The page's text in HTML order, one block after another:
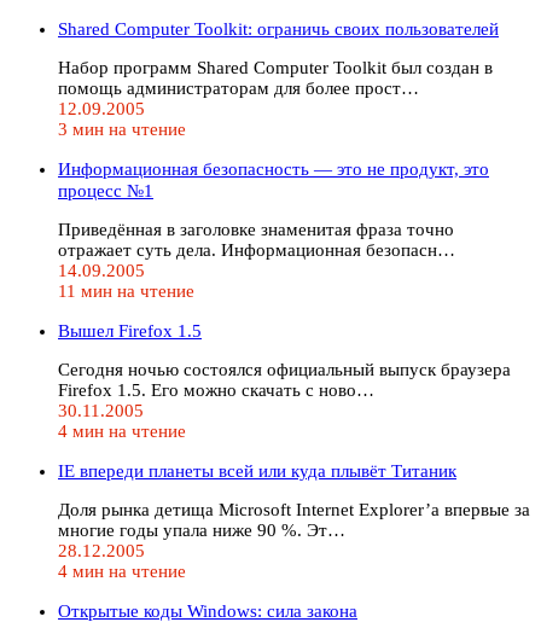
Shared Computer Toolkit: ограничь своих пользователей
Набор программ Shared Computer Toolkit был создан в
помощь администраторам для более прост…
12.09.2005
3 мин на чтение
Информационная безопасность — это не продукт, это
процесс №1
Приведённая в заголовке знаменитая фраза точно
отражает суть дела. Информационная безопасн…
14.09.2005
11 мин на чтение
Вышел Firefox 1.5
Сегодня ночью состоялся официальный выпуск браузера
Firefox 1.5. Его можно скачать с ново…
30.11.2005
4 мин на чтение
IE впереди планеты всей или куда плывёт Титаник
Доля рынка детища Microsoft Internet Explorer’а впервые за
многие годы упала ниже 90 %. Эт…
28.12.2005
4 мин на чтение
Открытые коды Windows: сила закона